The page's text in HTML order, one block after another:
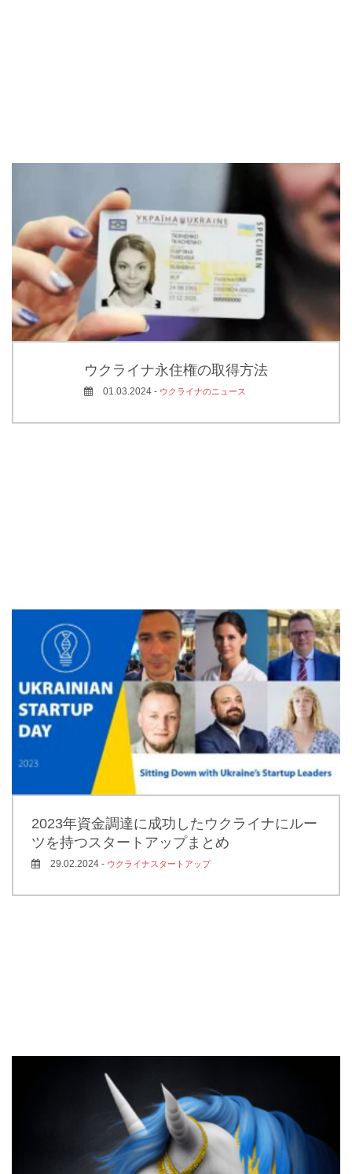
ウクライナ永住権の取得方法
01.03.2024 - ウクライナのニュース
2023年資金調達に成功したウクライナにルー
ツを持つスタートアップまとめ
29.02.2024 - ウクライナスタートアップ